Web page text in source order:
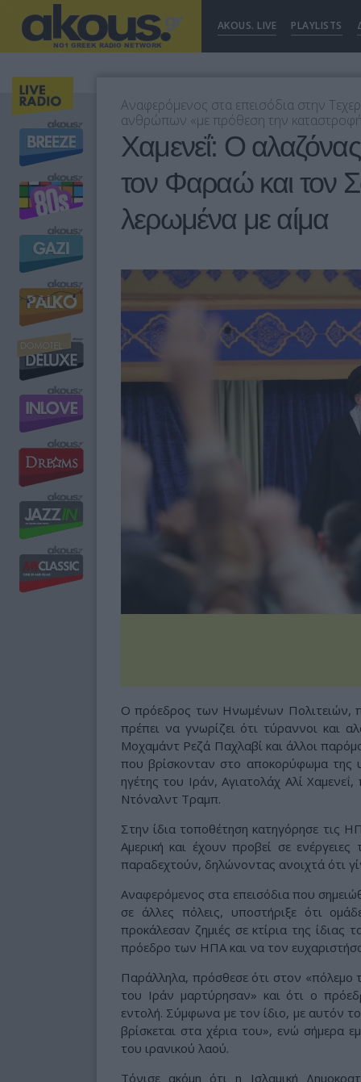
AKOUS. LIVE PLAYLISTS
Αναφερόμενος στα επεισόδια στην
ανθρώπων «με πρόθεση την
Χαμενεΐ: Ο
τον Φαραώ και τον
λερωμένα με αίμα
Ο πρόεδρος των Ηνωμένων Πολιτειών,
πρέπει να γνωρίζει ότι τύραννοι και
Μοχαμάντ Ρεζά Παχλαβί και άλλοι
που βρίσκονταν στο αποκορύφωμα της
ηγέτης του Ιράν, Αγιατολάχ Αλί
Ντόναλντ Τραμπ.
Στην ίδια τοποθέτηση κατηγόρησε τις
Αμερική και έχουν προβεί σε
παραδεχτούν, δηλώνοντας ανοιχτά ότι
Αναφερόμενος στα επεισόδια που
σε άλλες πόλεις, υποστήριξε ότι
προκάλεσαν ζημιές σε κτίρια της
πρόεδρο των ΗΠΑ και να τον
Παράλληλα, πρόσθεσε ότι στον «πόλεμο
του Ιράν μαρτύρησαν» και ότι ο
εντολή. Σύμφωνα με τον ίδιο, με αυτόν
βρίσκεται στα χέρια του», ενώ σήμερα
του ιρανικού λαού.
Τόνισε ακόμη ότι η Ισλαμική